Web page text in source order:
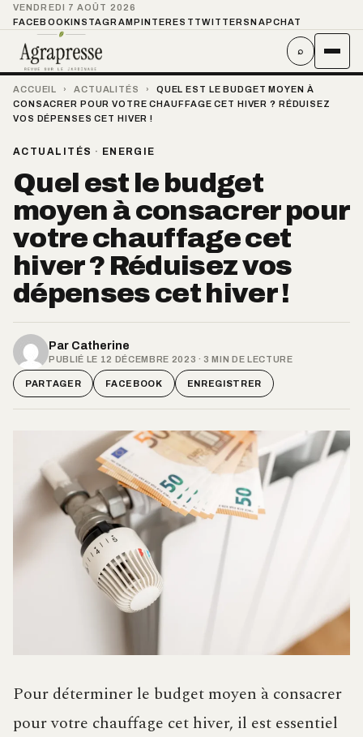
VENDREDI 7 AOÛT 2026
FACEBOOKINSTAGRAMPINTEREST TWITTER SNAPCHAT
⌕
ACCUEIL › ACTUALITÉS ›
QUEL EST LE BUDGET MOYEN À
CONSACRER POUR VOTRE CHAUFFAGE CET HIVER ? RÉDUISEZ
VOS DÉPENSES CET HIVER !
ACTUALITÉS · ENERGIE
Quel est le budget
moyen à consacrer pour
votre chauffage cet
hiver ? Réduisez vos
dépenses cet hiver !
Par Catherine
PUBLIÉ LE 12 DÉCEMBRE 2023 · 3 MIN DE LECTURE
PARTAGER FACEBOOK ENREGISTRER
Pour déterminer le budget moyen à consacrer
pour votre chauffage cet hiver, il est essentiel